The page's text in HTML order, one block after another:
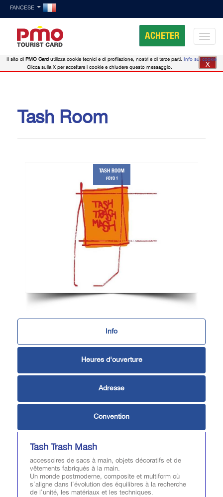
FANCESE
ACHETER
Tash Room
TASH ROOM
FOTO 1
Info
Heures d'ouverture
Adresse
Convention
Tash Trash Mash
accessoires de sacs à main, objets décoratifs et de
vêtements fabriqués à la main.
Un monde postmoderne, composite et multiform où
s'aligne dans l'évolution des équilibres à la recherche
de l'unité, les matériaux et les techniques.
Il sito di PMO Card utilizza cookie tecnici e di profilazione, nostri e di terze parti. Info sui cookie
Clicca sulla X per accettare i cookie e chiudere questo messaggio.
X